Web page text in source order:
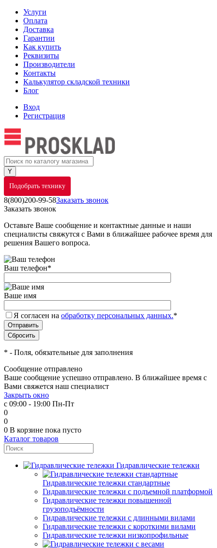
Услуги
Оплата
Доставка
Гарантии
Как купить
Реквизиты
Производители
Контакты
Калькулятор складской техники
Блог
Вход
Регистрация
Подобрать технику
8(800)200-99-58Заказать звонок
Заказать звонок
Оставьте Ваше сообщение и контактные данные и наши
специалисты свяжутся с Вами в ближайшее рабочее время для
решения Вашего вопроса.
Ваш телефон*
Ваше имя
Я согласен на обработку персональных данных.*
* - Поля, обязательные для заполнения
Сообщение отправлено
Ваше сообщение успешно отправлено. В ближайшее время с
Вами свяжется наш специалист
Закрыть окно
с 09:00 - 19:00 Пн-Пт
0
0
0 В корзине пока пусто
Каталог товаров
Гидравлические тележки
Гидравлические тележки стандартные
Гидравлические тележки с подъемной платформой
Гидравлические тележки повышенной
грузоподъёмности
Гидравлические тележки с длинными вилами
Гидравлические тележки с короткими вилами
Гидравлические тележки низкопрофильные